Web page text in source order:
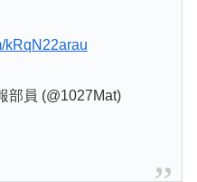
kRqN22arau
部員 (@1027Mat)